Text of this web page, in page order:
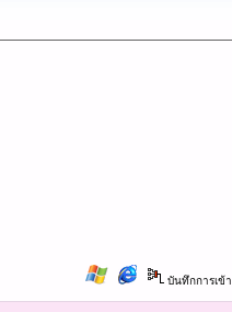
บันทึกการเข้า